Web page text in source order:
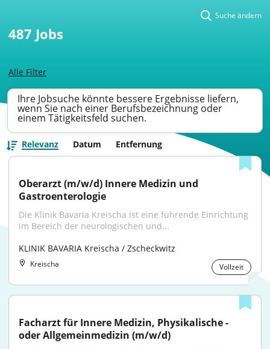
Alle Filter
Suche ändern
487 Jobs
Ihre Jobsuche könnte bessere Ergebnisse liefern,
wenn Sie nach einer Berufsbezeichnung oder
einem Tätigkeitsfeld suchen.
Relevanz Datum Entfernung
Oberarzt (m/w/d) Innere Medizin und
Gastroenterologie
Die Klinik Bavaria Kreischa ist eine führende Einrichtung
im Bereich der neurologischen und...
KLINIK BAVARIA Kreischa / Zscheckwitz
Kreischa Vollzeit
Facharzt für Innere Medizin, Physikalische -
oder Allgemeinmedizin (m/w/d)